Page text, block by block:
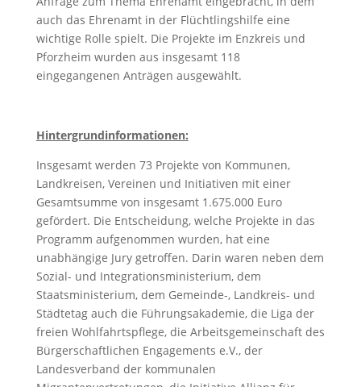
auch das Ehrenamt in der Flüchtlingshilfe eine
wichtige Rolle spielt. Die Projekte im Enzkreis und
Pforzheim wurden aus insgesamt 118
eingegangenen Anträgen ausgewählt.
Hintergrundinformationen:
Insgesamt werden 73 Projekte von Kommunen,
Landkreisen, Vereinen und Initiativen mit einer
Gesamtsumme von insgesamt 1.675.000 Euro
gefördert. Die Entscheidung, welche Projekte in das
Programm aufgenommen wurden, hat eine
unabhängige Jury getroffen. Darin waren neben dem
Sozial- und Integrationsministerium, dem
Staatsministerium, dem Gemeinde-, Landkreis- und
Städtetag auch die Führungsakademie, die Liga der
freien Wohlfahrtspflege, die Arbeitsgemeinschaft des
Bürgerschaftlichen Engagements e.V., der
Landesverband der kommunalen